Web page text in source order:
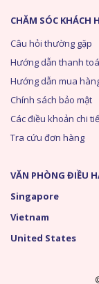
CHĂM SÓC KHÁCH
Câu hỏi thường gặp
Hướng dẫn thanh
Hướng dẫn mua
Chính sách bảo mật
Các điều khoản chi
Tra cứu đơn hàng
VĂN PHÒNG ĐIỀU
Singapore
Vietnam
United States